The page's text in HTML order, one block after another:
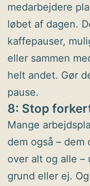
medarbejdere
løbet af dagen.
kaffepauser,
eller sammen
helt andet. Gør
pause.
8: Stop
Mange
dem også –
over alt og alle –
grund eller ej.